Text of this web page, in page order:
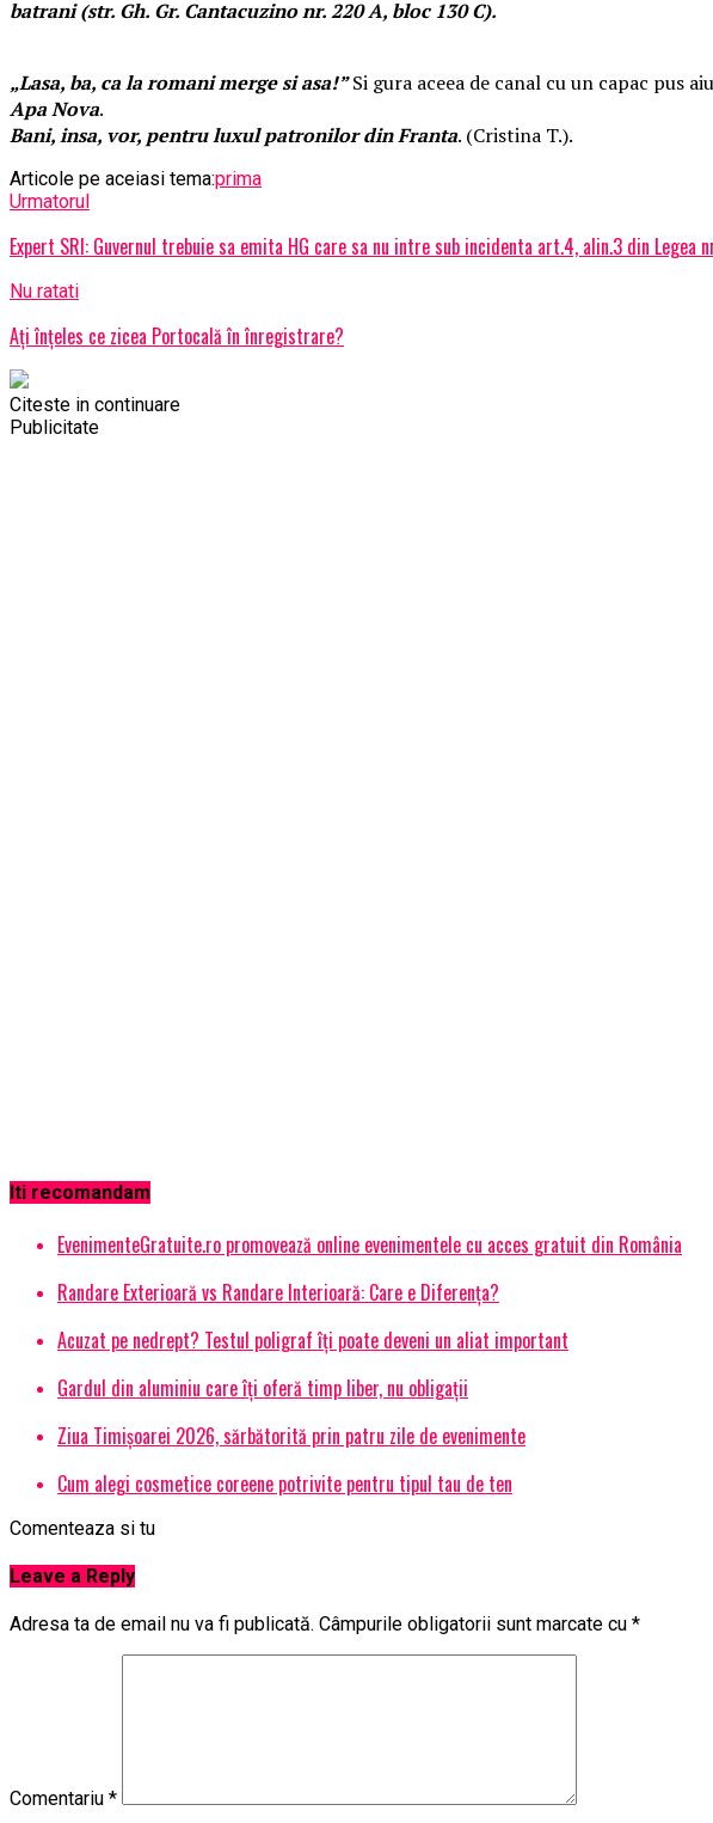
batrani (str. Gh. Gr. Cantacuzino nr. 220 A, bloc 130 C).
„Lasa, ba, ca la romani merge si asa!”Si gura aceea de canal cu un capac pus
Apa Nova.
Bani, insa, vor, pentru luxul patronilor din Franta. (Cristina T.).
Articole pe aceiasi tema:prima
Urmatorul
Expert SRI: Guvernul trebuie sa emita HG care sa nu intre sub incidenta art.4, alin.3 din Legea
Nu ratati
Ați înțeles ce zicea Portocală în înregistrare?
Citeste in continuare
Publicitate
Iti recomandam
EvenimenteGratuite.ro promovează online evenimentele cu acces gratuit din România
Randare Exterioară vs Randare Interioară: Care e Diferența?
Acuzat pe nedrept? Testul poligraf îţi poate deveni un aliat important
Gardul din aluminiu care îți oferă timp liber, nu obligații
Ziua Timișoarei 2026, sărbătorită prin patru zile de evenimente
Cum alegi cosmetice coreene potrivite pentru tipul tau de ten
Comenteaza si tu
Leave a Reply
Adresa ta de email nu va fi publicată. Câmpurile obligatorii sunt marcate cu *
Comentariu *